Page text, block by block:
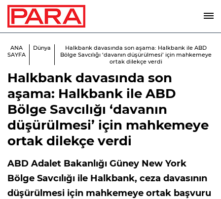
ANA
SAYFA
Dünya
Halkbank davasında son aşama: Halkbank ile ABD
Bölge Savcılığı ‘davanın düşürülmesi’ için mahkemeye
ortak dilekçe verdi
Halkbank davasında son
aşama: Halkbank ile ABD
Bölge Savcılığı ‘davanın
düşürülmesi’ için mahkemeye
ortak dilekçe verdi
ABD Adalet Bakanlığı Güney New York
Bölge Savcılığı ile Halkbank, ceza davasının
düşürülmesi için mahkemeye ortak başvuru